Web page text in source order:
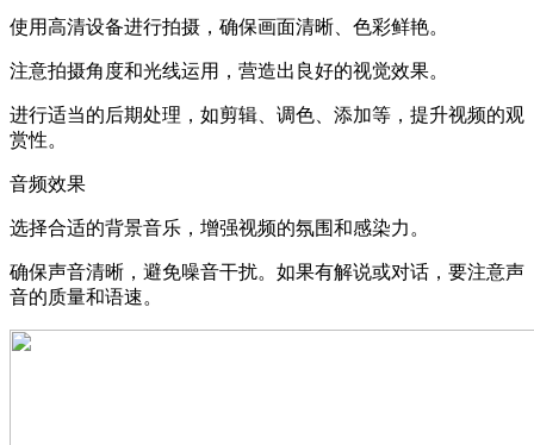
使用高清设备进行拍摄，确保画面清晰、色彩鲜艳。
注意拍摄角度和光线运用，营造出良好的视觉效果。
进行适当的后期处理，如剪辑、调色、添加等，提升视频的观
赏性。
音频效果
选择合适的背景音乐，增强视频的氛围和感染力。
确保声音清晰，避免噪音干扰。如果有解说或对话，要注意声
音的质量和语速。